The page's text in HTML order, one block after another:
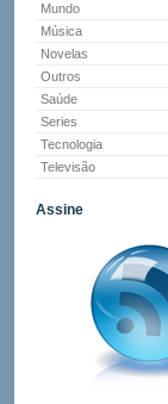
Mundo
Música
Novelas
Outros
Saúde
Series
Tecnologia
Televisão
Assine